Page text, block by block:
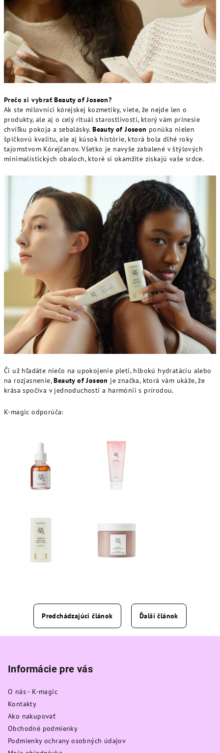
Prečo si vybraťBeauty of Joseon?
Ak ste milovníci kórejskej kozmetiky, viete, že nejde len o
produkty, ale aj o celý rituál starostlivosti, ktorý vám prinesie
chvíľku pokoja a sebalásky.Beauty of Joseon ponúka nielen
špičkovú kvalitu, ale aj kúsok histórie, ktorá bola dlhé roky
tajomstvom Kórejčanov. Všetko je navyše zabalené v štýlových
minimalistických obaloch, ktoré si okamžite získajú vaše srdce.
Či už hľadáte niečo na upokojenie pleti, hlbokú hydratáciu alebo
na rozjasnenie,Beauty of Joseon je značka, ktorá vám ukáže, že
krása spočíva v jednoduchosti a harmónii s prírodou.
K-magic odporúča:
Predchádzajúci článok Ďalší článok
Informácie pre vás
O nás - K-magic
Kontakty
Ako nakupovať
Obchodné podmienky
Podmienky ochrany osobných údajov